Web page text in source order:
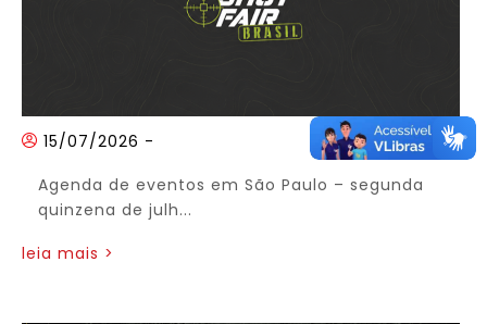
15/07/2026 -
Agenda de eventos em São Paulo – segunda
quinzena de julh...
leia mais >